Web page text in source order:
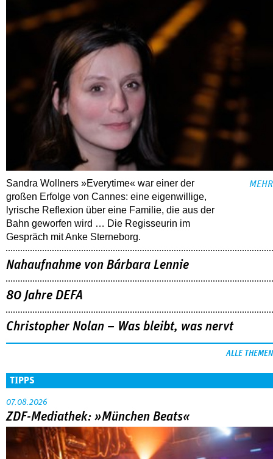
Sandra Wollners »Everytime« war einer der
großen Erfolge von Cannes: eine eigenwillige,
lyrische Reflexion über eine ­Familie, die aus der
Bahn geworfen wird … Die Regisseurin im
Gespräch mit Anke Sterneborg.
MEHR
Nahaufnahme von Bárbara Lennie
80 Jahre DEFA
Christopher Nolan – Was bleibt, was nervt
ALLE THEMEN
TIPPS
07.08.2026
ZDF-Mediathek: »München Beats«